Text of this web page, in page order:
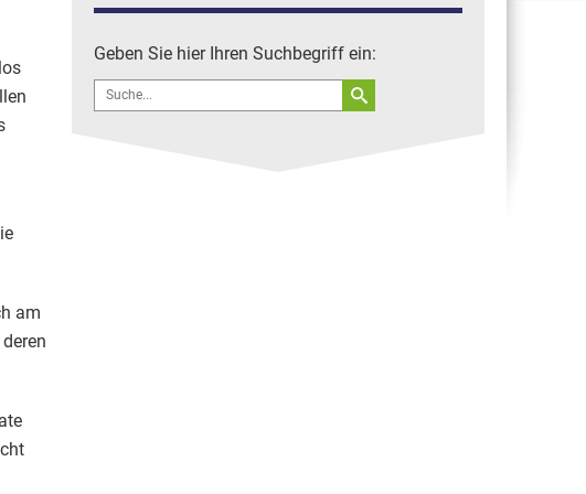
Straubing Tigers fliegen zu
Flugzeuge in Straubing
am
Geben Sie hier Ihren Suchbegriff ein:
Search